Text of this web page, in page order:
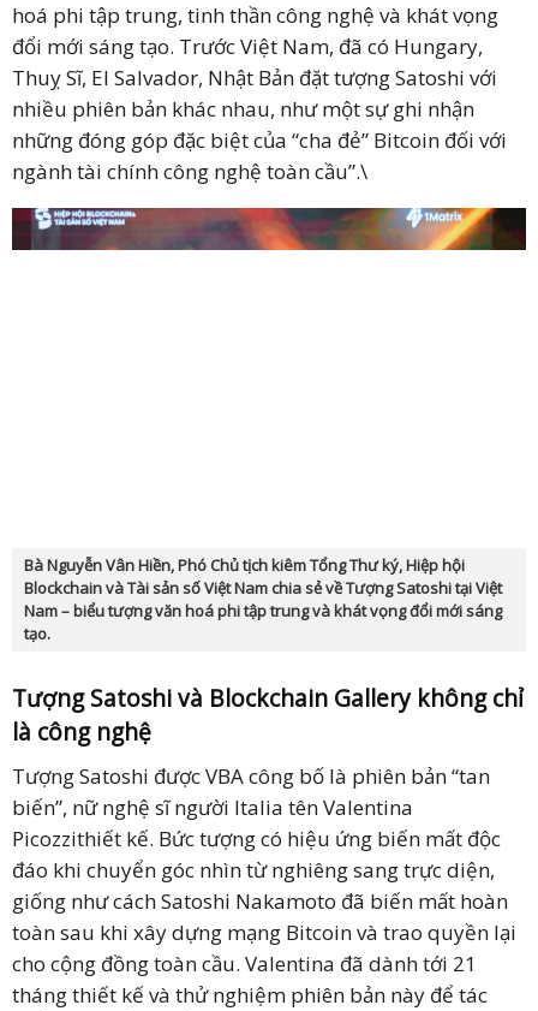
hoá phi tập trung, tinh thần công nghệ và khát vọng
đổi mới sáng tạo. Trước Việt Nam, đã có Hungary,
Thuỵ Sĩ, El Salvador, Nhật Bản đặt tượng Satoshi với
nhiều phiên bản khác nhau, như một sự ghi nhận
những đóng góp đặc biệt của “cha đẻ” Bitcoin đối với
ngành tài chính công nghệ toàn cầu”.\
Bà Nguyễn Vân Hiền, Phó Chủ tịch kiêm Tổng Thư ký, Hiệp hội
Blockchain và Tài sản số Việt Nam chia sẻ về Tượng Satoshi tại Việt
Nam – biểu tượng văn hoá phi tập trung và khát vọng đổi mới sáng
tạo.
Tượng Satoshi và Blockchain Gallery không chỉ
là công nghệ
Tượng Satoshi được VBA công bố là phiên bản “tan
biến”, nữ nghệ sĩ người Italia tên Valentina
Picozzithiết kế. Bức tượng có hiệu ứng biến mất độc
đáo khi chuyển góc nhìn từ nghiêng sang trực diện,
giống như cách Satoshi Nakamoto đã biến mất hoàn
toàn sau khi xây dựng mạng Bitcoin và trao quyền lại
cho cộng đồng toàn cầu. Valentina đã dành tới 21
tháng thiết kế và thử nghiệm phiên bản này để tác